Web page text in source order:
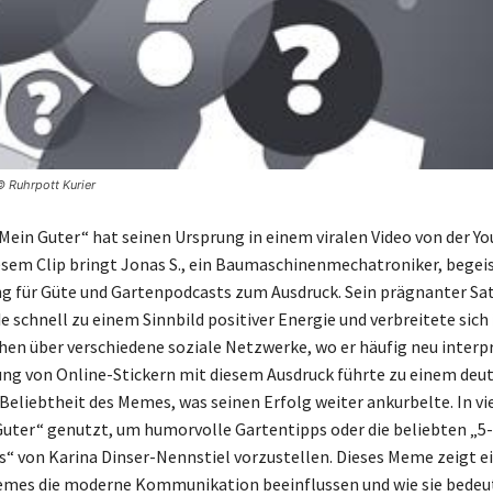
Ruhrpott Kurier
Guter“ hat seinen Ursprung in einem viralen Video von der
Clip bringt Jonas S., ein Baumaschinenmechatroniker,
für Güte und Gartenpodcasts zum Ausdruck. Sein prägnanter
schnell zu einem Sinnbild positiver Energie und verbreitete sich
über verschiedene soziale Netzwerke, wo er häufig neu
von Online-Stickern mit diesem Ausdruck führte zu einem
des Memes, was seinen Erfolg weiter ankurbelte. In
genutzt, um humorvolle Gartentipps oder die beliebten
von Karina Dinser-Nennstiel vorzustellen. Dieses Meme zeigt
die moderne Kommunikation beeinflussen und wie sie